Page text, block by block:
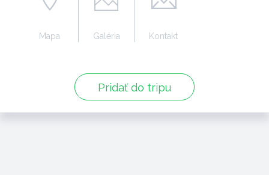
Pridať do tripu
Mapa Galéria Kontakt